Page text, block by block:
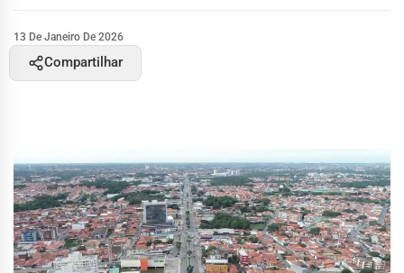
13 De Janeiro De 2026
Compartilhar